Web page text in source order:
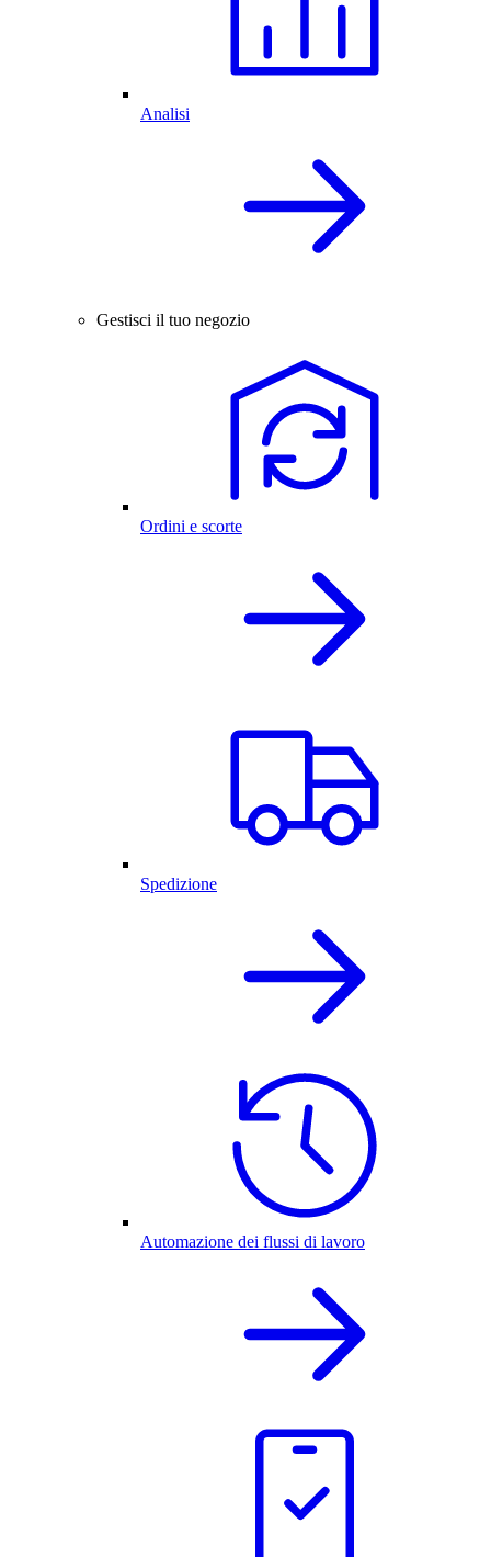
Analisi
Gestisci il tuo negozio
Ordini e scorte
Spedizione
Automazione dei flussi di lavoro